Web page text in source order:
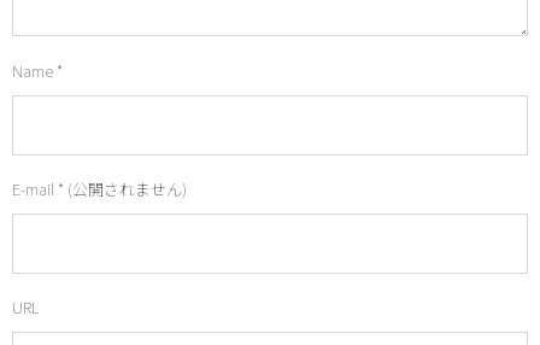
Name *
E-mail * (公開されません)
URL